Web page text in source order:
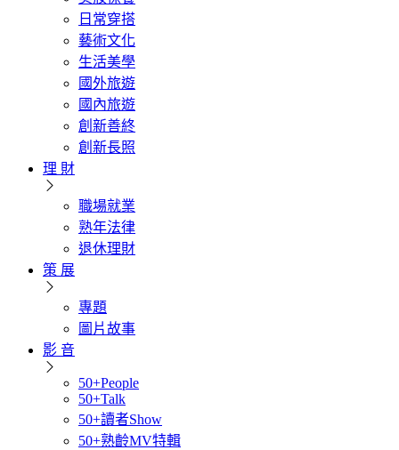
日常穿搭
藝術文化
生活美學
國外旅遊
國內旅遊
創新善終
創新長照
理 財
職場就業
熟年法律
退休理財
策 展
專題
圖片故事
影 音
50+People
50+Talk
50+讀者Show
50+熟齡MV特輯